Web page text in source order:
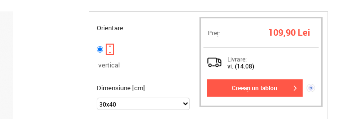
Orientare:
vertical
Dimensiune [cm]:
Preț: 109,90 Lei
Livrare:
vi. (14.08)
creeați un tablou ?